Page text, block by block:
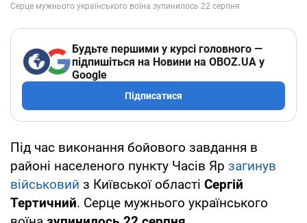
Будьте першими у курсі головного —
підпишіться на Новини на OBOZ.UA у
Google
Підписатися
Під час виконання бойового завдання в
районі населеного пункту Часів Яр загинув
військовий з Київської області Сергій
Тертичний. Серце мужнього українського